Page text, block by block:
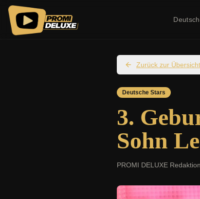
Zurück zur Übersicht
Deutsche Stars
3.
Sohn
PROMI DELUXE Redaktion